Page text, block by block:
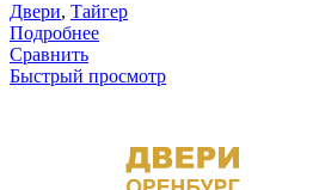
Двери, Тайгер
Подробнее
Сравнить
Быстрый просмотр